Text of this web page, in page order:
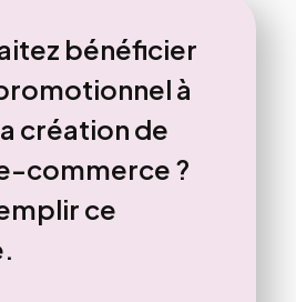
bénéficier
à
création de
commerce ?
ce